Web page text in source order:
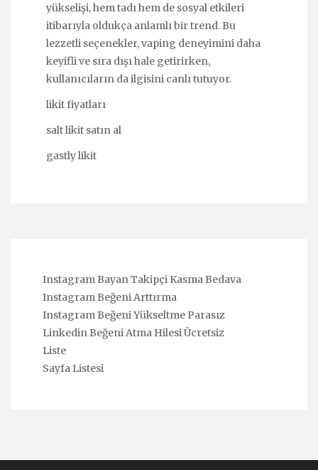
yükselişi, hem tadı hem de sosyal etkileri
itibarıyla oldukça anlamlı bir trend. Bu
lezzetli seçenekler, vaping deneyimini daha
keyifli ve sıra dışı hale getirirken,
kullanıcıların da ilgisini canlı tutuyor.
likit fiyatları
salt likit satın al
gastly likit
Instagram Bayan Takipçi Kasma Bedava
Instagram Beğeni Arttırma
Instagram Beğeni Yükseltme Parasız
Linkedin Beğeni Atma Hilesi Ücretsiz
Liste
Sayfa Listesi